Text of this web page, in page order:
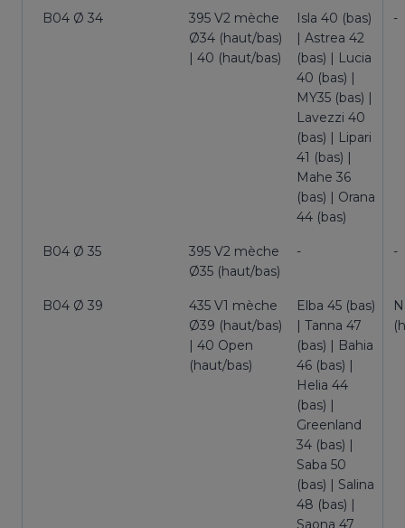
B04 Ø 34
395 V2 mèche
Ø34 (haut/bas)
| 40 (haut/bas)
Isla 40 (bas)
| Astrea 42
(bas) | Lucia
40 (bas) |
MY35 (bas) |
Lavezzi 40
(bas) | Lipari
41 (bas) |
Mahe 36
(bas) | Orana
44 (bas)
-
B04 Ø 35
395 V2 mèche
Ø35 (haut/bas)
- -
B04 Ø 39
435 V1 mèche
Ø39 (haut/bas)
| 40 Open
(haut/bas)
Elba 45 (bas)
| Tanna 47
(bas) | Bahia
46 (bas) |
Helia 44
(bas) |
Greenland
34 (bas) |
Saba 50
(bas) | Salina
48 (bas) |
Saona 47